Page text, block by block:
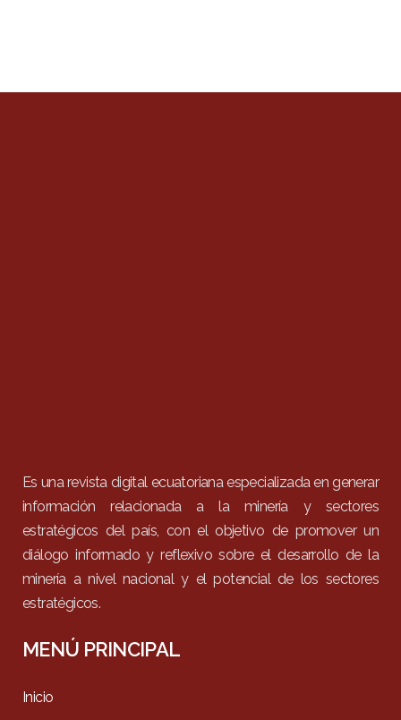
Es una revista digital ecuatoriana especializada en generar
información relacionada a la minería y sectores
estratégicos del país, con el objetivo de promover un
diálogo informado y reflexivo sobre el desarrollo de la
minería a nivel nacional y el potencial de los sectores
estratégicos.
MENÚ PRINCIPAL
Inicio